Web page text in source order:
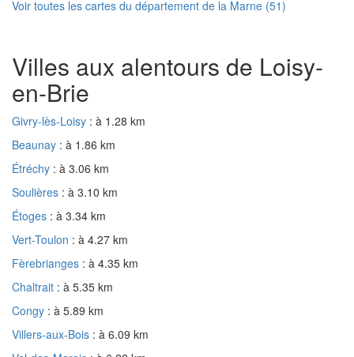
Voir toutes les cartes du département de la Marne (51)
Villes aux alentours de Loisy-
en-Brie
Givry-lès-Loisy : à 1.28 km
Beaunay : à 1.86 km
Étréchy : à 3.06 km
Soulières : à 3.10 km
Étoges : à 3.34 km
Vert-Toulon : à 4.27 km
Fèrebrianges : à 4.35 km
Chaltrait : à 5.35 km
Congy : à 5.89 km
Villers-aux-Bois : à 6.09 km